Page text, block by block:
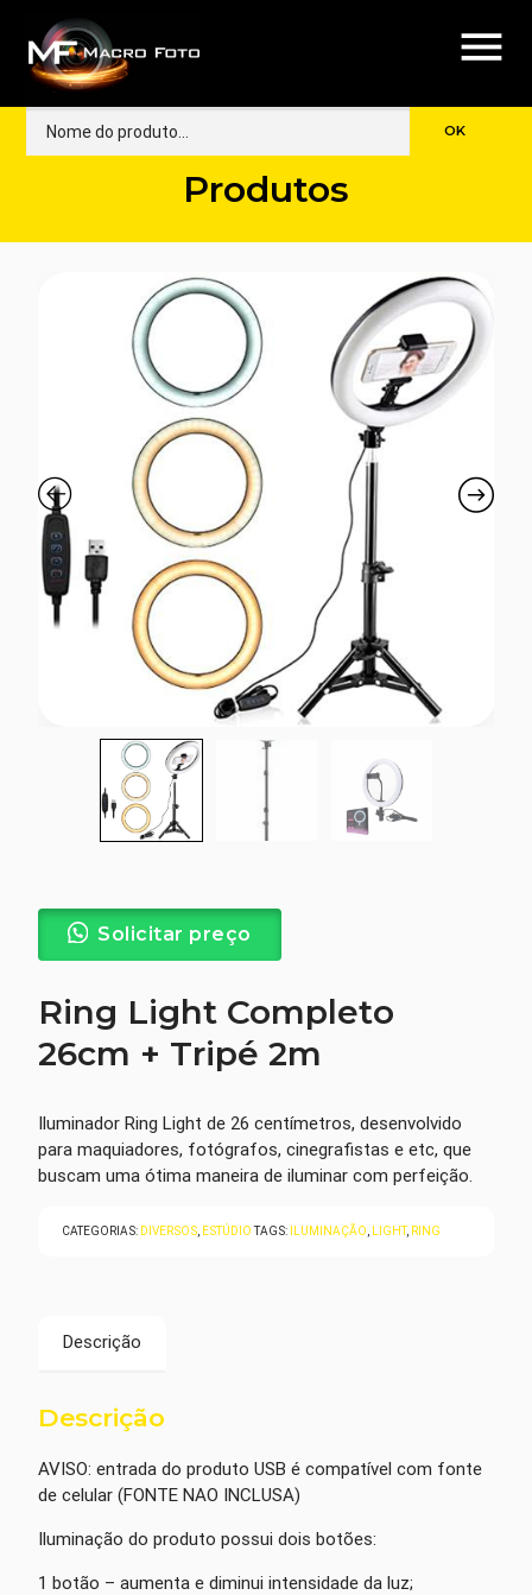
menu
Produtos
Solicitar preço
Ring Light Completo
26cm + Tripé 2m
Iluminador Ring Light de 26 centímetros, desenvolvido
para maquiadores, fotógrafos, cinegrafistas e etc, que
buscam uma ótima maneira de iluminar com perfeição.
CATEGORIAS: DIVERSOS, ESTÚDIO TAGS: ILUMINAÇÃO, LIGHT, RING
Descrição
Descrição
AVISO: entrada do produto USB é compatível com fonte
de celular (FONTE NAO INCLUSA)
Iluminação do produto possui dois botões:
1 botão – aumenta e diminui intensidade da luz;